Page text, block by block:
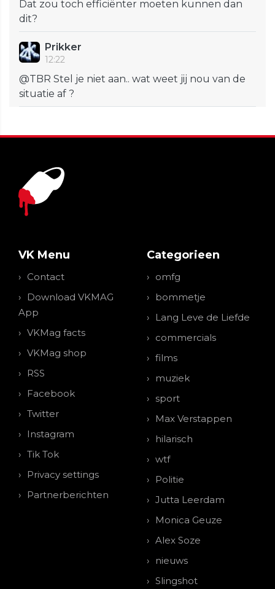
Dat zou toch efficiënter moeten kunnen dan
dit?
Prikker
12:22
@TBR Stel je niet aan.. wat weet jij nou van de
situatie af ?
VK Menu
Contact
Download VKMAG
App
VKMag facts
VKMag shop
RSS
Facebook
Twitter
Instagram
Tik Tok
Privacy settings
Partnerberichten
Categorieen
omfg
bommetje
Lang Leve de Liefde
commercials
films
muziek
sport
Max Verstappen
hilarisch
wtf
Politie
Jutta Leerdam
Monica Geuze
Alex Soze
nieuws
Slingshot